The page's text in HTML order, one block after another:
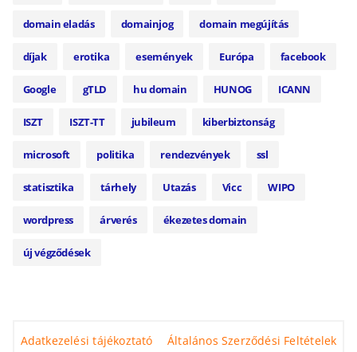
domain eladás domainjog domain megújítás
díjak erotika események Európa facebook
Google gTLD hu domain HUNOG ICANN
ISZT ISZT-TT jubileum kiberbiztonság
microsoft politika rendezvények ssl
statisztika tárhely Utazás Vicc WIPO
wordpress árverés ékezetes domain
új végződések
Adatkezelési tájékoztató Általános Szerződési Feltételek